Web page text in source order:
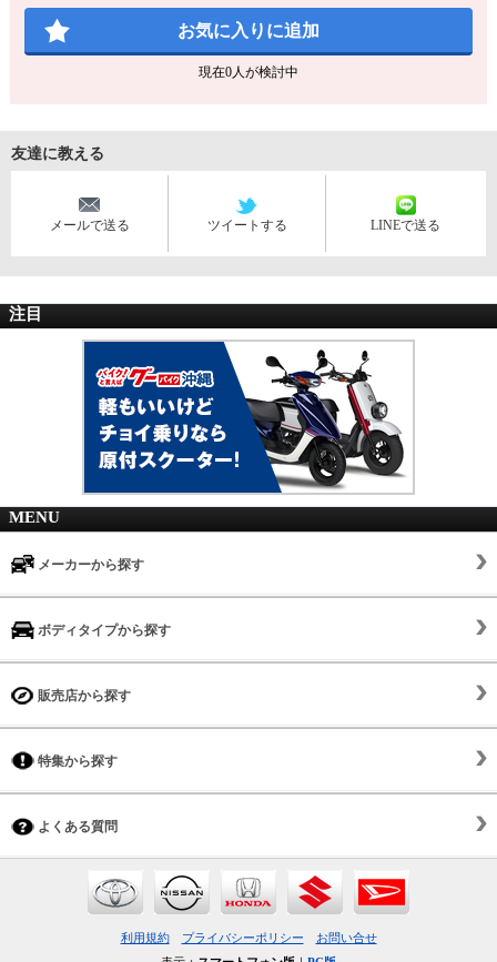
お気に入りに追加
現在0人が検討中
友達に教える
メールで送る ツイートする LINEで送る
注目
MENU
メーカーから探す
ボディタイプから探す
販売店から探す
特集から探す
よくある質問
利用規約 プライバシーポリシー
お問い合せ